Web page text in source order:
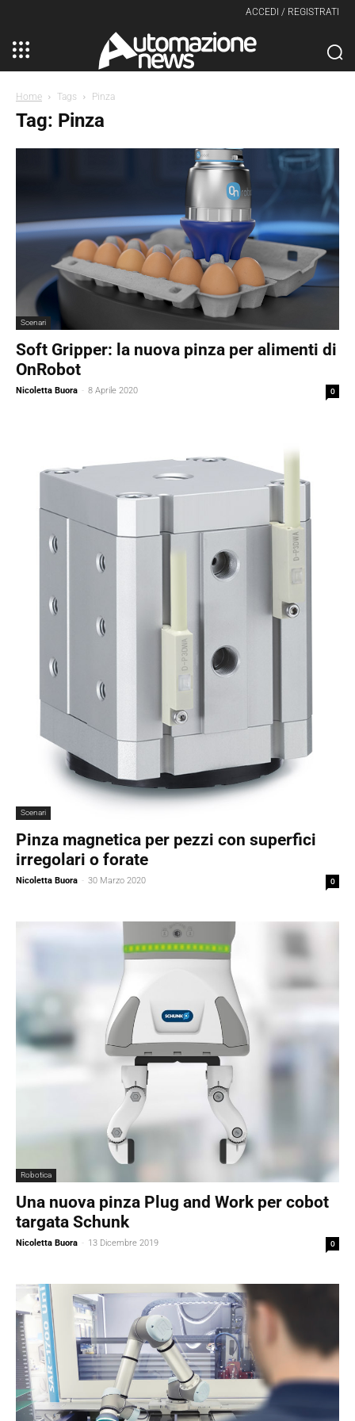
ACCEDI / REGISTRATI
Home Tags Pinza
Tag: Pinza
Scenari
Soft Gripper: la nuova pinza per alimenti di
OnRobot
Nicoletta Buora - 8 Aprile 2020 0
Scenari
Pinza magnetica per pezzi con superfici
irregolari o forate
Nicoletta Buora - 30 Marzo 2020 0
Robotica
Una nuova pinza Plug and Work per cobot
targata Schunk
Nicoletta Buora - 13 Dicembre 2019 0